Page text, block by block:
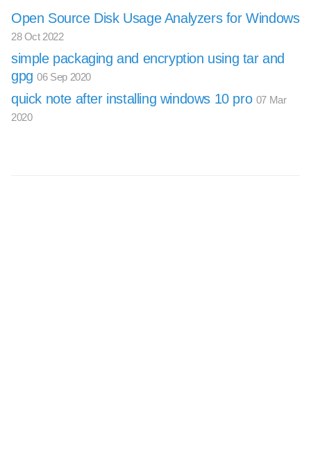
Open Source Disk Usage Analyzers for Windows
28 Oct 2022
simple packaging and encryption using tar and
gpg06 Sep 2020
quick note after installing windows 10 pro 07 Mar
2020